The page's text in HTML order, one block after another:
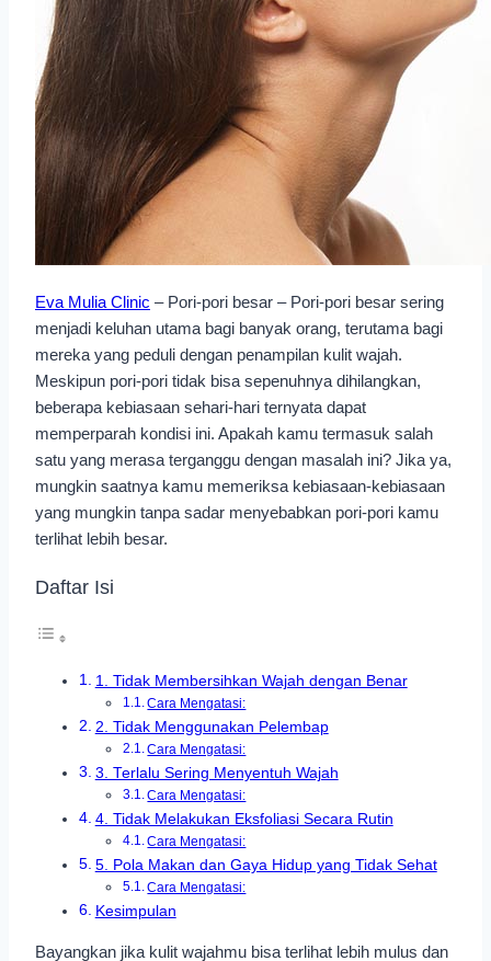
Eva Mulia Clinic – Pori-pori besar – Pori-pori besar sering
menjadi keluhan utama bagi banyak orang, terutama bagi
mereka yang peduli dengan penampilan kulit wajah.
Meskipun pori-pori tidak bisa sepenuhnya dihilangkan,
beberapa kebiasaan sehari-hari ternyata dapat
memperparah kondisi ini. Apakah kamu termasuk salah
satu yang merasa terganggu dengan masalah ini? Jika ya,
mungkin saatnya kamu memeriksa kebiasaan-kebiasaan
yang mungkin tanpa sadar menyebabkan pori-pori kamu
terlihat lebih besar.
Daftar Isi
1. Tidak Membersihkan Wajah dengan Benar
Cara Mengatasi:
2. Tidak Menggunakan Pelembap
Cara Mengatasi:
3. Terlalu Sering Menyentuh Wajah
Cara Mengatasi:
4. Tidak Melakukan Eksfoliasi Secara Rutin
Cara Mengatasi:
5. Pola Makan dan Gaya Hidup yang Tidak Sehat
Cara Mengatasi:
Kesimpulan
Bayangkan jika kulit wajahmu bisa terlihat lebih mulus dan